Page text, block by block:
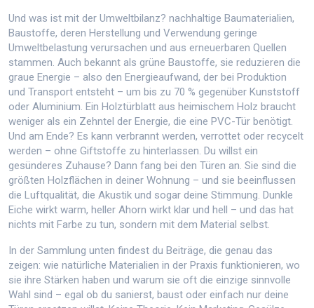
Und was ist mit der Umweltbilanz? nachhaltige Baumaterialien,
Baustoffe, deren Herstellung und Verwendung geringe
Umweltbelastung verursachen und aus erneuerbaren Quellen
stammen. Auch bekannt als grüne Baustoffe, sie reduzieren die
graue Energie – also den Energieaufwand, der bei Produktion
und Transport entsteht – um bis zu 70 % gegenüber Kunststoff
oder Aluminium. Ein Holztürblatt aus heimischem Holz braucht
weniger als ein Zehntel der Energie, die eine PVC-Tür benötigt.
Und am Ende? Es kann verbrannt werden, verrottet oder recycelt
werden – ohne Giftstoffe zu hinterlassen. Du willst ein
gesünderes Zuhause? Dann fang bei den Türen an. Sie sind die
größten Holzflächen in deiner Wohnung – und sie beeinflussen
die Luftqualität, die Akustik und sogar deine Stimmung. Dunkle
Eiche wirkt warm, heller Ahorn wirkt klar und hell – und das hat
nichts mit Farbe zu tun, sondern mit dem Material selbst.
In der Sammlung unten findest du Beiträge, die genau das
zeigen: wie natürliche Materialien in der Praxis funktionieren, wo
sie ihre Stärken haben und warum sie oft die einzige sinnvolle
Wahl sind – egal ob du sanierst, baust oder einfach nur deine